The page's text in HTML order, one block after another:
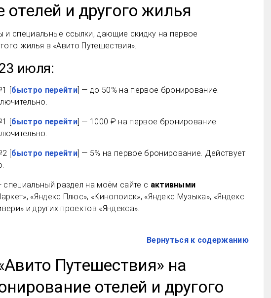
отелей и другого жилья
и специальные ссылки, дающие скидку на первое
жилья в «Авито Путешествия».
июля:
[быстро перейти] — до 50% на первое бронирование.
[быстро перейти] — 1000 ₽ на первое бронирование.
[быстро перейти] — 5% на первое бронирование. Действует
специальный раздел на моём сайте с активными
«Яндекс Плюс», «Кинопоиск», «Яндекс Музыка», «Яндекс
и других проектов «Яндекса».
Вернуться к содержанию
Путешествия» на
отелей и другого